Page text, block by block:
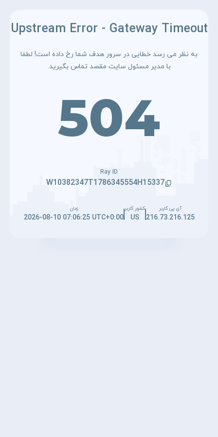
Upstream Error - Gateway Timeout
به نظر می رسد خطایی در سرور هدف شما رخ داده است! لطفا
با مدیر مسئول سایت مقصد تماس بگیرید.
504
Ray ID
W10382347T1786345554H15337
آی پی کاربر
216.73.216.125
کشور کاربر
US
زمان
2026-08-10 07:06:25 UTC+0:00